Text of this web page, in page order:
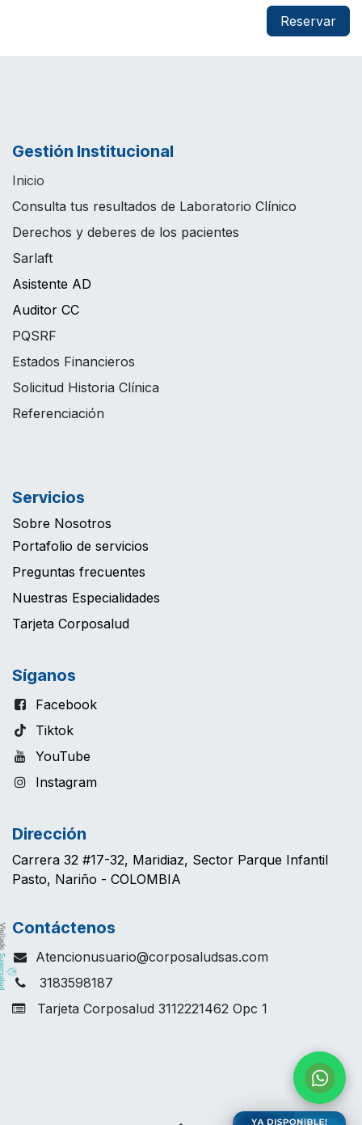
Reservar
Gestión Institucional
Inicio
Consulta tus resultados de Laboratorio Clínico
Derechos y deberes de los pacientes
Sarlaft
Asistente AD
Auditor CC
PQSRF
Estados Financieros
Solicitud Historia Clínica
Referenciación
Servicios
Sobre Nosotros
Portafolio de servicios
Preguntas frecuentes
Nuestras Especialidades
Tarjeta Corposalud
Síganos
Facebook
Tiktok
YouTube
Instagram
Dirección
Carrera 32 #17-32, Maridiaz, Sector Parque Infantil
Pasto, Nariño - COLOMBIA
Contáctenos
Atencionusuario@corposaludsas.com
3183598187
Tarjeta Corposalud 3112221462 Opc 1